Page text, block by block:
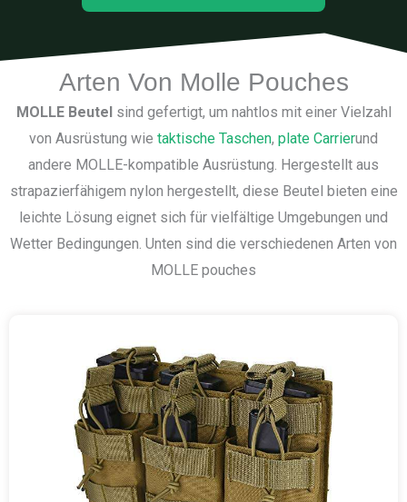
Arten Von Molle Pouches
MOLLE Beutelsind gefertigt, um nahtlos mit einer Vielzahl
von Ausrüstung wie taktische Taschen, plate Carrierund
andere MOLLE-kompatible Ausrüstung. Hergestellt aus
strapazierfähigem nylon hergestellt, diese Beutel bieten eine
leichte Lösung eignet sich für vielfältige Umgebungen und
Wetter Bedingungen. Unten sind die verschiedenen Arten von
MOLLE pouches